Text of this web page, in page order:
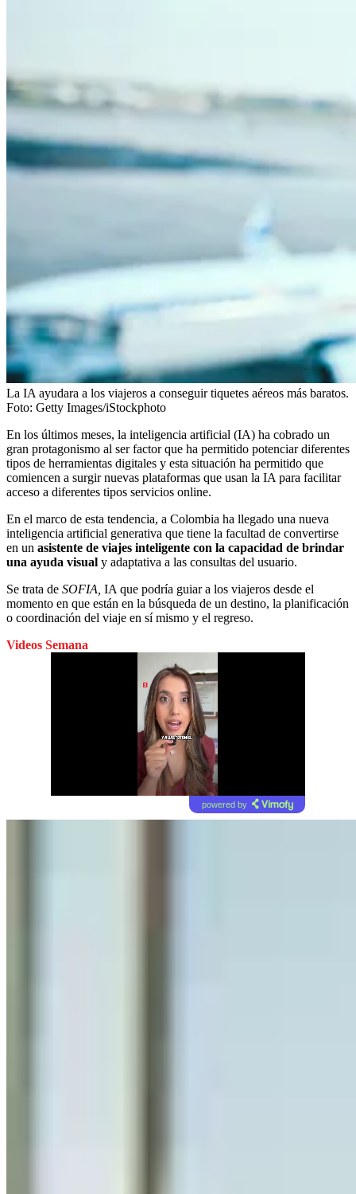
La IA ayudara a los viajeros a conseguir tiquetes aéreos más baratos.
Foto: Getty Images/iStockphoto
En los últimos meses, la inteligencia artificial (IA) ha cobrado un
gran protagonismo al ser factor que ha permitido potenciar diferentes
tipos de herramientas digitales y esta situación ha permitido que
comiencen a surgir nuevas plataformas que usan la IA para facilitar
acceso a diferentes tipos servicios online.
En el marco de esta tendencia, a Colombia ha llegado una nueva
inteligencia artificial generativa que tiene la facultad de convertirse
en un asistente de viajes inteligente con la capacidad de brindar
una ayuda visual y adaptativa a las consultas del usuario.
Se trata de SOFIA, IA que podría guiar a los viajeros desde el
momento en que están en la búsqueda de un destino, la planificación
o coordinación del viaje en sí mismo y el regreso.
Videos Semana
powered by